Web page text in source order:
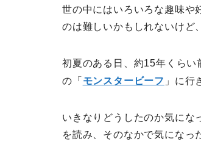
世の中にはいろいろな趣味や
のは難しいかもしれないけど
初夏のある日、約15年くらい
の「 モンスタービーフ 」に行
いきなりどうしたのか気にな
を読み、そのなかで気になっ